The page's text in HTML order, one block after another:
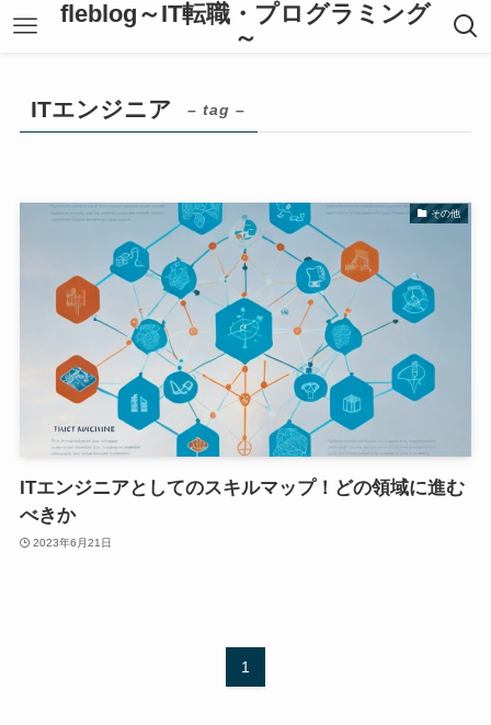
fleblog～IT転職・プログラミング
～
ITエンジニア – tag –
その他
ITエンジニアとしてのスキルマップ！どの領域に進む
べきか
2023年6月21日
1